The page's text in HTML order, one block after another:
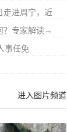
走进周宁，近
？专家解读→
事任免
进入图片频道